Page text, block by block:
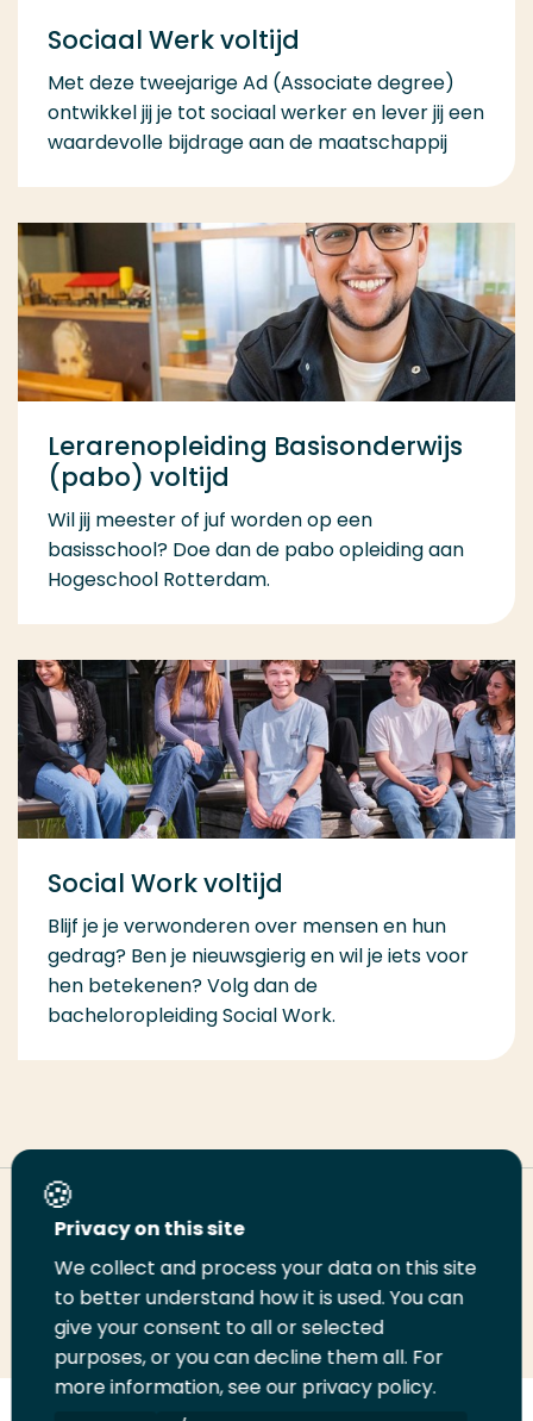
Sociaal Werk voltijd
Met deze tweejarige Ad (Associate degree)
ontwikkel jij je tot sociaal werker en lever jij een
waardevolle bijdrage aan de maatschappij
Lerarenopleiding Basisonderwijs
(pabo) voltijd
Wil jij meester of juf worden op een
basisschool? Doe dan de pabo opleiding aan
Hogeschool Rotterdam.
Social Work voltijd
Blijf je je verwonderen over mensen en hun
gedrag? Ben je nieuwsgierig en wil je iets voor
hen betekenen? Volg dan de
bacheloropleiding Social Work.
Deel deze pagina
Deel
LinkedIn
Deel
op
Twitter
Deel
op
Facebook
Email
deze
pagina
Print
deze
pagina
Privacy on this site
We collect and process your data on this site
to better understand how it is used. You can
give your consent to all or selected
purposes, or you can decline them all. For
more information, see our privacy policy.